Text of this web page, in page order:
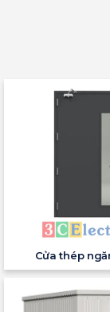
Cửa thép